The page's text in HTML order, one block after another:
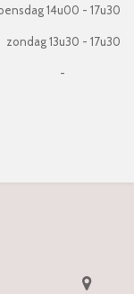
14u00 - 17u30
zondag 13u30 - 17u30